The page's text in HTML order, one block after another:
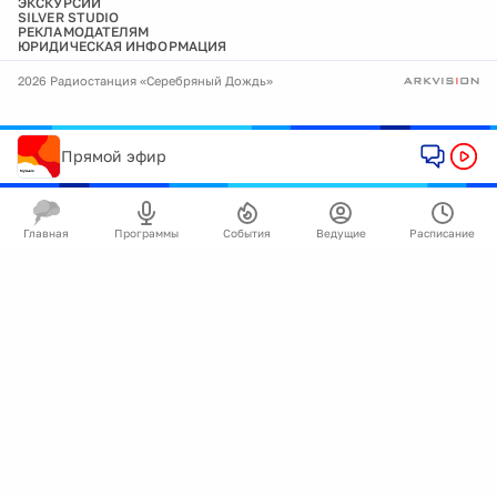
SILVER STUDIO
РЕКЛАМОДАТЕЛЯМ
ЮРИДИЧЕСКАЯ ИНФОРМАЦИЯ
2026 Радиостанция «Серебряный Дождь»
Прямой эфир
Главная Программы События Ведущие Расписание